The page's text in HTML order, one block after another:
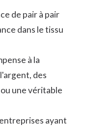
de pair à pair
dans le tissu
à la
des
une véritable
ayant